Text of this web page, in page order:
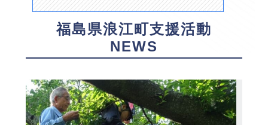
福島県浪江町支援活動
NEWS